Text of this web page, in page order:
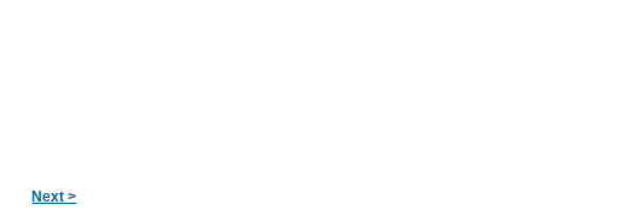
Next >